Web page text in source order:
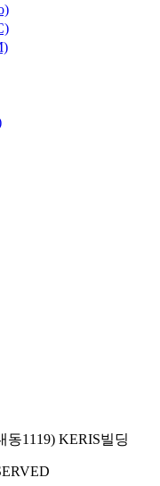
동1119) KERIS빌딩